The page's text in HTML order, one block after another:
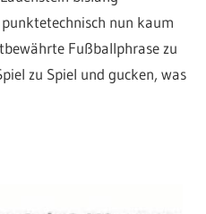
nun kaum
Fußballphrase zu
zu Spiel und gucken, was